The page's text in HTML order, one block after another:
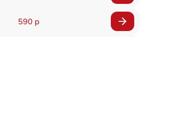
590 р